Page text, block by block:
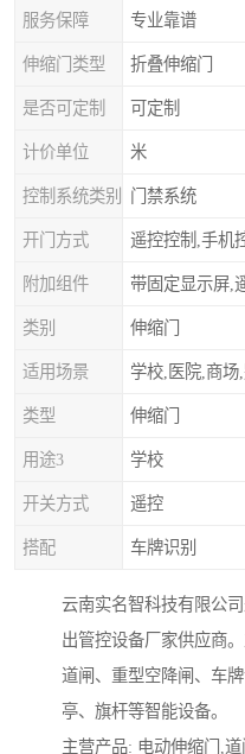
服务保障 专业靠谱
伸缩门类型 折叠伸缩门
是否可定制 可定制
计价单位 米
控制系统类别 门禁系统
开门方式 遥控控制,手机
附加组件 带固定显示屏,
类别 伸缩门
适用场景 学校,医院,商
类型 伸缩门
用途3 学校
开关方式 遥控
搭配 车牌识别
云南实名智科技有限公
出管控设备厂家供应商
道闸、重型空降闸、车
亭、旗杆等智能设备。
主营产品: 电动伸缩门,道